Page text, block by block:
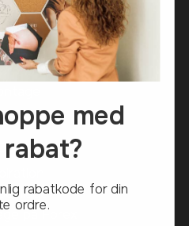
Kork
Spejl
produkter
på Forex
med
rabat?
ordre.